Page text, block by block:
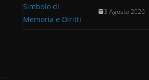
3 Agosto 2026